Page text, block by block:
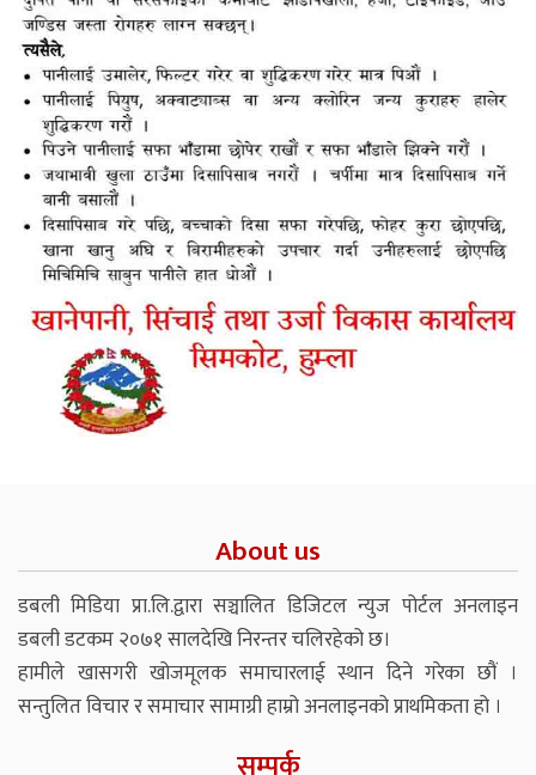
About us
डबली मिडिया प्रा.लि.द्वारा सञ्चालित डिजिटल न्युज पोर्टल अनलाइन
डबली डटकम २०७१ सालदेखि निरन्तर चलिरहेको छ।
हामीले खासगरी खोजमूलक समाचारलाई स्थान दिने गरेका छौं ।
सन्तुलित विचार र समाचार सामाग्री हाम्रो अनलाइनको प्राथमिकता हो ।